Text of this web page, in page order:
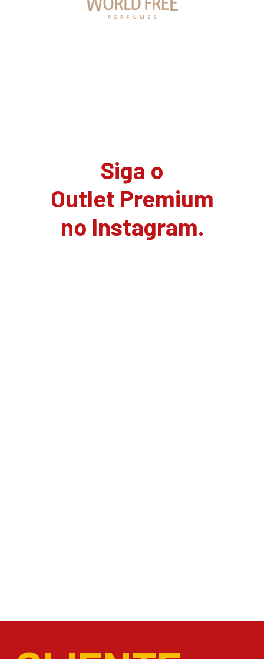
Siga o
Outlet Premium
no Instagram.